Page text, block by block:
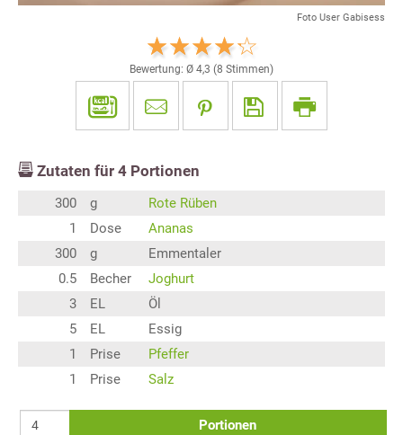
Foto User Gabisess
Bewertung: Ø 4,3 (8 Stimmen)
Zutaten für 4 Portionen
300 g
Rote Rüben
1
Dose
Ananas
300
g
Emmentaler
0.5
Becher
Joghurt
3
EL
Öl
5
EL
Essig
1
Prise
Pfeffer
1
Prise Salz
Portionen